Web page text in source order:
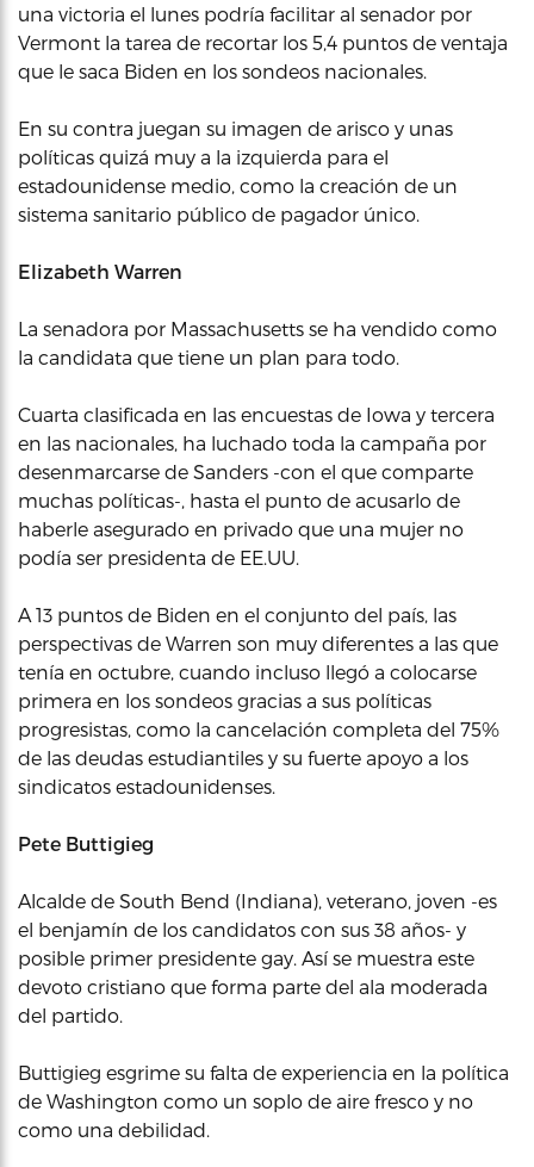
una victoria el lunes podría facilitar al senador por
Vermont la tarea de recortar los 5,4 puntos de ventaja
que le saca Biden en los sondeos nacionales.
En su contra juegan su imagen de arisco y unas
políticas quizá muy a la izquierda para el
estadounidense medio, como la creación de un
sistema sanitario público de pagador único.
Elizabeth Warren
La senadora por Massachusetts se ha vendido como
la candidata que tiene un plan para todo.
Cuarta clasificada en las encuestas de Iowa y tercera
en las nacionales, ha luchado toda la campaña por
desenmarcarse de Sanders -con el que comparte
muchas políticas-, hasta el punto de acusarlo de
haberle asegurado en privado que una mujer no
podía ser presidenta de EE.UU.
A 13 puntos de Biden en el conjunto del país, las
perspectivas de Warren son muy diferentes a las que
tenía en octubre, cuando incluso llegó a colocarse
primera en los sondeos gracias a sus políticas
progresistas, como la cancelación completa del 75%
de las deudas estudiantiles y su fuerte apoyo a los
sindicatos estadounidenses.
Pete Buttigieg
Alcalde de South Bend (Indiana), veterano, joven -es
el benjamín de los candidatos con sus 38 años- y
posible primer presidente gay. Así se muestra este
devoto cristiano que forma parte del ala moderada
del partido.
Buttigieg esgrime su falta de experiencia en la política
de Washington como un soplo de aire fresco y no
como una debilidad.